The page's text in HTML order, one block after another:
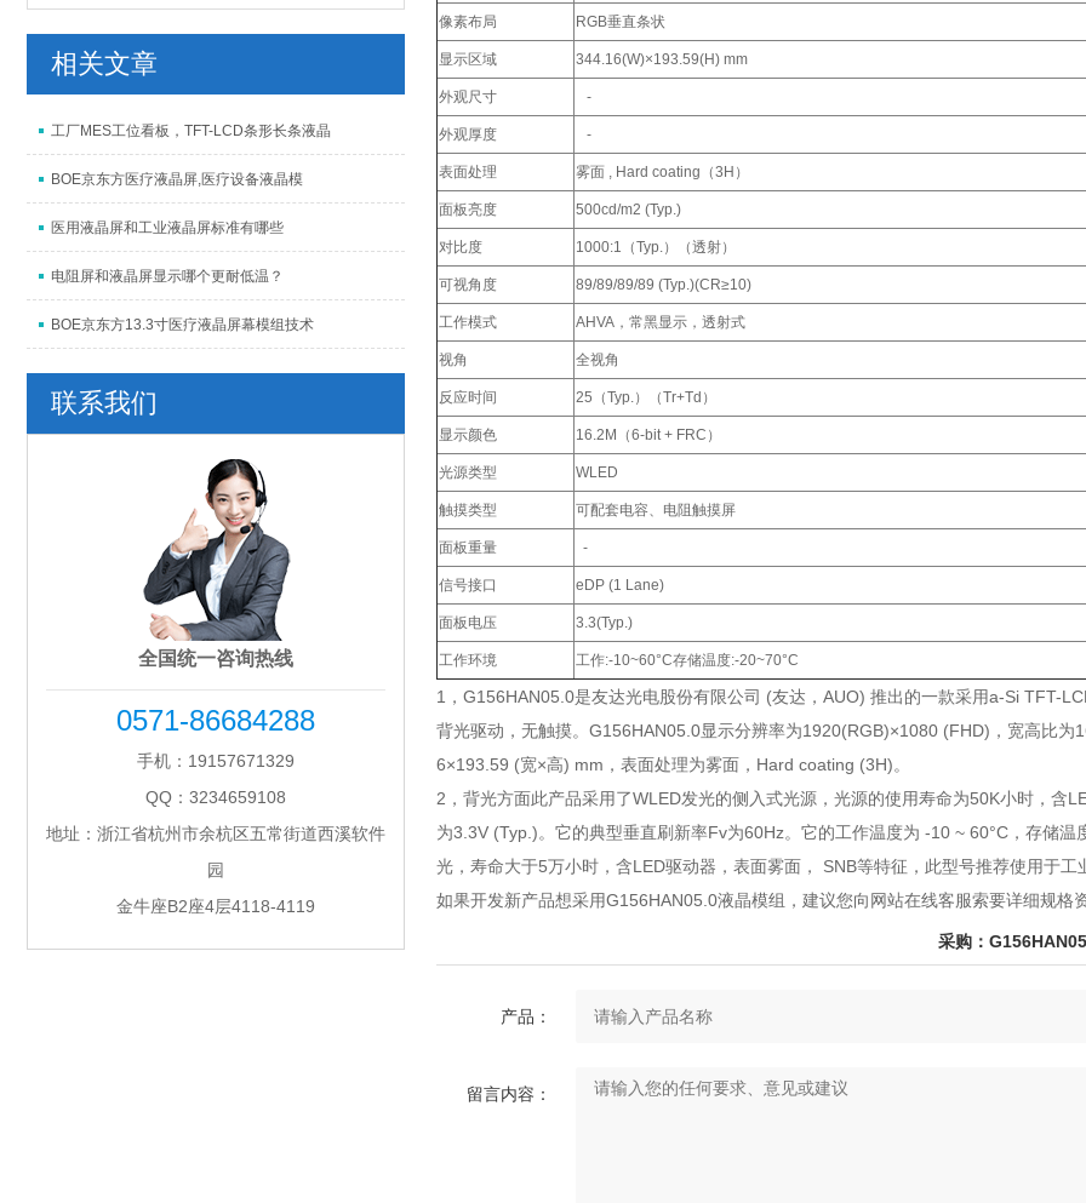
相关文章
工厂MES工位看板，TFT-LCD条形长条液晶
BOE京东方医疗液晶屏,医疗设备液晶模
医用液晶屏和工业液晶屏标准有哪些
电阻屏和液晶屏显示哪个更耐低温？
BOE京东方13.3寸医疗液晶屏幕模组技术
联系我们
全国统一咨询热线
0571-86684288
手机：19157671329
QQ：3234659108
地址：浙江省杭州市余杭区五常街道西溪软件
园
金牛座B2座4层4118-4119
像素布局 RGB垂直条状
显示区域 344.16(W)×193.59(H) mm
外观尺寸 -
外观厚度 -
表面处理 雾面 , Hard coating（3H）
面板亮度 500cd/m2 (Typ.)
对比度 1000:1（Typ.）（透射）
可视角度 89/89/89/89 (Typ.)(CR≥10)
工作模式 AHVA，常黑显示，透射式
视角 全视角
反应时间 25（Typ.）（Tr+Td）
显示颜色 16.2M（6-bit + FRC）
光源类型 WLED
触摸类型 可配套电容、电阻触摸屏
面板重量 -
信号接口 eDP (1 Lane)
面板电压 3.3(Typ.)
工作环境 工作:-10~60°C存储温度:-20~70°C
1，G156HAN05.0是友达光电股份有限公司 (友达，AUO) 推出的一款采用a-Si TFT-
背光驱动，无触摸。G156HAN05.0显示分辨率为1920(RGB)×1080 (FHD)，宽高比
6×193.59 (宽×高) mm，表面处理为雾面，Hard coating (3H)。
2，背光方面此产品采用了WLED发光的侧入式光源，光源的使用寿命为50K小时，含
为3.3V (Typ.)。它的典型垂直刷新率Fv为60Hz。它的工作温度为 -10 ~ 60°C，存储
光，寿命大于5万小时，含LED驱动器，表面雾面， SNB等特征，此型号推荐使用于工
如果开发新产品想采用G156HAN05.0液晶模组，建议您向网站在线客服索要详细规格
采购：
产品：
留言内容：